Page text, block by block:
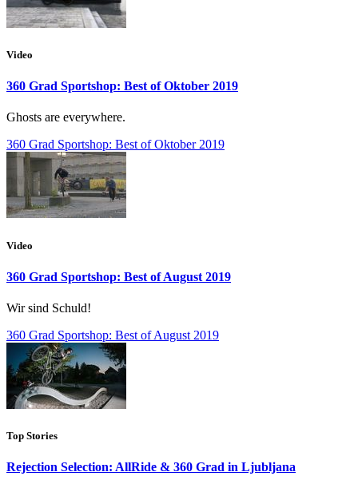
Video
360 Grad Sportshop: Best of Oktober 2019
Ghosts are everywhere.
360 Grad Sportshop: Best of Oktober 2019
Video
360 Grad Sportshop: Best of August 2019
Wir sind Schuld!
360 Grad Sportshop: Best of August 2019
Top Stories
Rejection Selection: AllRide & 360 Grad in Ljubljana